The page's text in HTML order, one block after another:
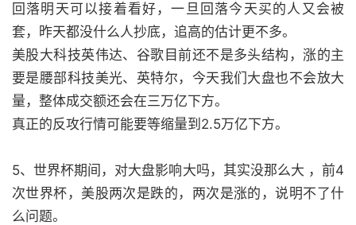
回落明天可以接着看好，一旦回落今天买的人又会被
套，昨天都没什么人抄底，追高的估计更不多。
美股大科技英伟达、谷歌目前还不是多头结构，涨的主
要是腰部科技美光、英特尔，今天我们大盘也不会放大
量，整体成交额还会在三万亿下方。
真正的反攻行情可能要等缩量到2.5万亿下方。
5、世界杯期间，对大盘影响大吗，其实没那么大 ，前4
次世界杯，美股两次是跌的，两次是涨的，说明不了什
么问题。